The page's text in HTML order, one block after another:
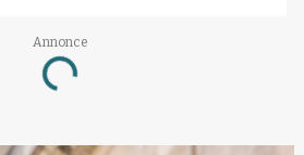
Annonce
Loading...